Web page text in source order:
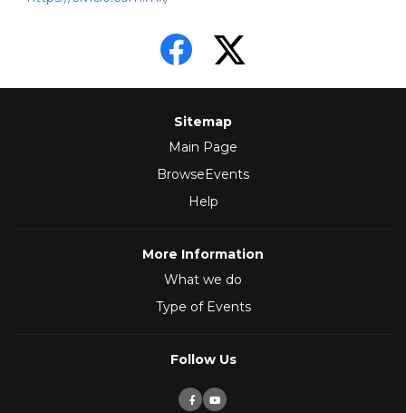
Sitemap
Main Page
BrowseEvents
Help
More Information
What we do
Type of Events
Follow Us